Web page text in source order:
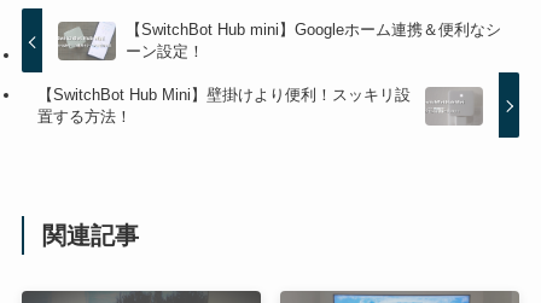
【SwitchBot Hub mini】Googleホーム連携＆便利なシ
ーン設定！
【SwitchBot Hub Mini】壁掛けより便利！スッキリ設
置する方法！
関連記事